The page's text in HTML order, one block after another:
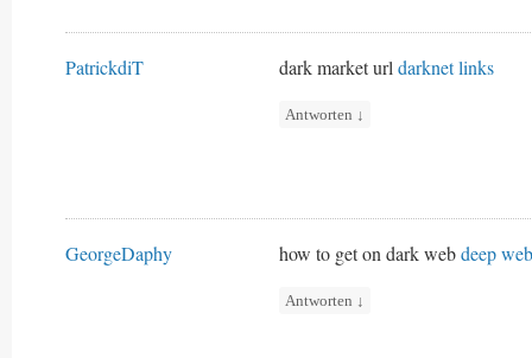
PatrickdiT dark market urldarknet links
Antworten ↓
GeorgeDaphy how to get on dark webdeep
Antworten ↓